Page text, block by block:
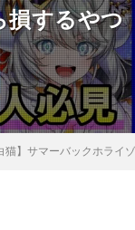
損するやつ
猫】サマーバックホライ